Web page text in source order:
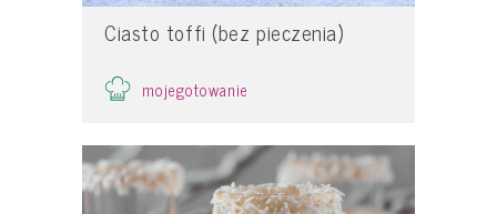
Ciasto toffi (bez pieczenia)
mojegotowanie